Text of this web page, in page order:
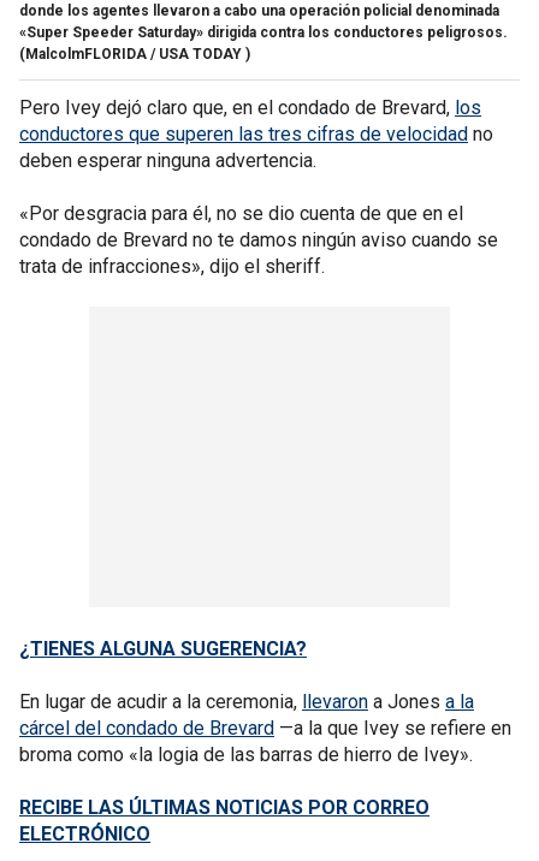
donde los agentes llevaron a cabo una operación policial denominada
«Super Speeder Saturday» dirigida contra los conductores peligrosos.
(MalcolmFLORIDA / USA TODAY )
Pero Ivey dejó claro que, en el condado de Brevard, los
conductores que superen las tres cifras de velocidad no
deben esperar ninguna advertencia.
«Por desgracia para él, no se dio cuenta de que en el
condado de Brevard no te damos ningún aviso cuando se
trata de infracciones», dijo el sheriff.
¿TIENES ALGUNA SUGERENCIA?
En lugar de acudir a la ceremonia, llevaron a Jones a la
cárcel del condado de Brevard —a la que Ivey se refiere en
broma como «la logia de las barras de hierro de Ivey».
RECIBE LAS ÚLTIMAS NOTICIAS POR CORREO
ELECTRÓNICO